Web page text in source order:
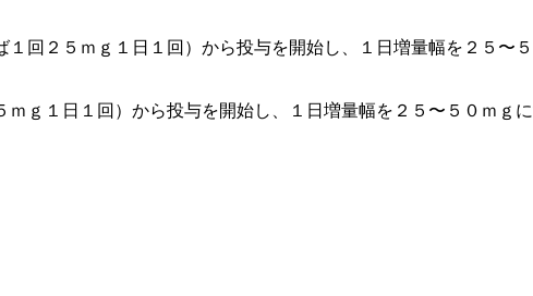
回２５ｍｇ１日１回）から投与を開始し、１日増量幅を２５〜
ｇ１日１回）から投与を開始し、１日増量幅を２５〜５０ｍｇ